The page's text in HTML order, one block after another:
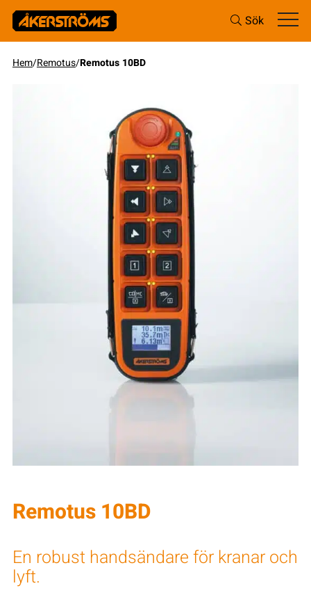
Sök
Hem/Remotus/Remotus 10BD
Remotus 10BD
En robust handsändare för kranar och
lyft.